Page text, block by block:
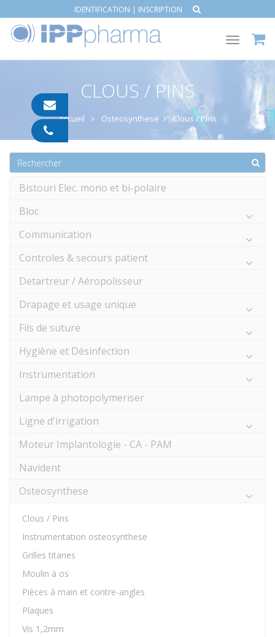
IDENTIFICATION | INSCRIPTION
Toggle
CLOUS / PINS
Accueil Osteosynthese Clous / Pins
Bistouri Elec. mono et bi-polaire
Bloc
Communication
Controles & secours patient
Detartreur / Aéropolisseur
Drapage et usage unique
Fils de suture
Hygiène et Désinfection
Instrumentation
Lampe à photopolymeriser
Ligne d'irrigation
Moteur Implantologie - CA - PAM
Navident
Osteosynthese
Clous / Pins
Instrumentation osteosynthese
Grilles titanes
Moulin à os
Pièces à main et contre-angles
Plaques
Vis 1,2mm
pharma.com
91
05